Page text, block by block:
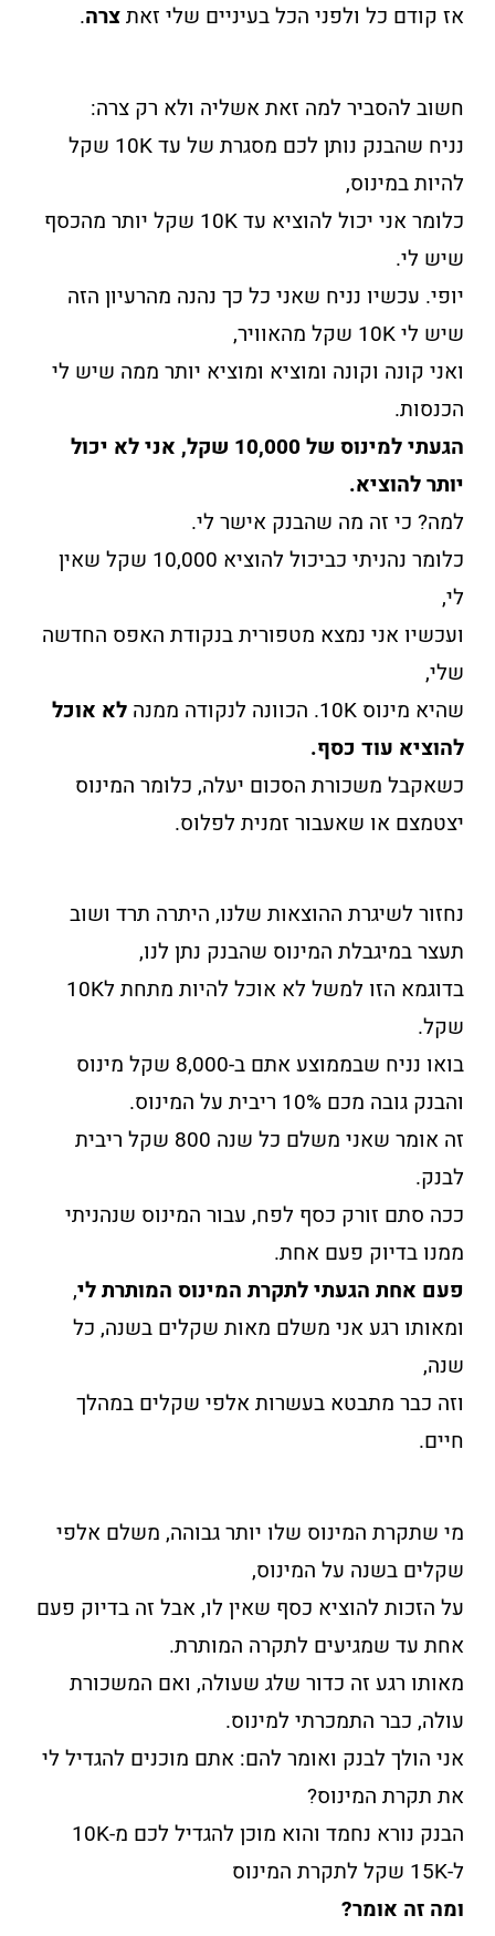
אז קודם כל ולפני הכל בעיניים שלי זאתצרה.
חשוב להסביר למה זאת אשליה ולא רק צרה:
נניח שהבנק נותן לכם מסגרת של עד 10K שקל
להיות במינוס,
כלומר אני יכול להוציא עד 10K שקל יותר מהכסף
שיש לי.
יופי. עכשיו נניח שאני כל כך נהנה מהרעיון הזה
שיש לי 10K שקל מהאוויר,
ואני קונה וקונה ומוציא ומוציא יותר ממה שיש לי
הכנסות.
הגעתי למינוס של 10,000 שקל, אני לא יכול
יותר להוציא.
למה? כי זה מה שהבנק אישר לי.
כלומר נהניתי כביכול להוציא 10,000 שקל שאין
לי,
ועכשיו אני נמצא מטפורית בנקודת האפס החדשה
שלי,
שהיא מינוס 10K. הכוונה לנקודה ממנה
לא אוכל
להוציא עוד כסף.
כשאקבל משכורת הסכום יעלה, כלומר המינוס
יצטמצם או שאעבור זמנית לפלוס.
נחזור לשיגרת ההוצאות שלנו, היתרה תרד ושוב
תעצר במיגבלת המינוס שהבנק נתן לנו,
בדוגמא הזו למשל לא אוכל להיות מתחת ל10K
שקל.
בואו נניח שבממוצע אתם ב-8,000 שקל מינוס
והבנק גובה מכם 10% ריבית על המינוס.
זה אומר שאני משלם כל שנה 800 שקל ריבית
לבנק.
ככה סתם זורק כסף לפח, עבור המינוס שנהניתי
ממנו בדיוק פעם אחת.
פעם אחת הגעתי לתקרת המינוס המותרת לי,
ומאותו רגע אני משלם מאות שקלים בשנה, כל
שנה,
וזה כבר מתבטא בעשרות אלפי שקלים במהלך
חיים.
מי שתקרת המינוס שלו יותר גבוהה, משלם אלפי
שקלים בשנה על המינוס,
על הזכות להוציא כסף שאין לו, אבל זה בדיוק פעם
אחת עד שמגיעים לתקרה המותרת.
מאותו רגע זה כדור שלג שעולה, ואם המשכורת
עולה, כבר התמכרתי למינוס.
אני הולך לבנק ואומר להם: אתם מוכנים להגדיל לי
את תקרת המינוס?
הבנק נורא נחמד והוא מוכן להגדיל לכם מ-10K
ל-15K שקל לתקרת המינוס
ומה זה אומר?